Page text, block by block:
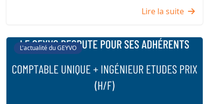
Lire la suite
L'actualité du GEYVO